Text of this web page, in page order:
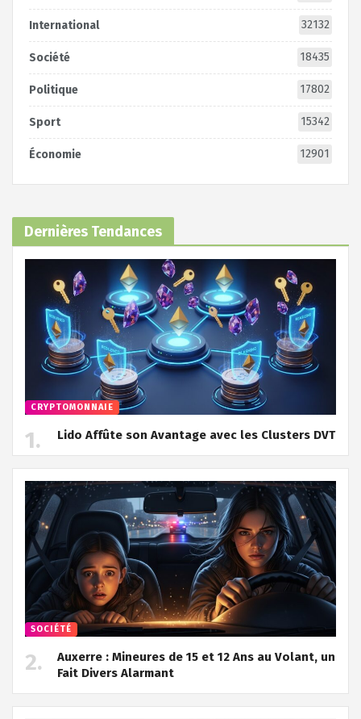
International 32132
Société 18435
Politique 17802
Sport 15342
Économie 12901
Dernières Tendances
CRYPTOMONNAIE
Lido Affûte son Avantage avec les Clusters DVT
SOCIÉTÉ
Auxerre : Mineures de 15 et 12 Ans au Volant, un
Fait Divers Alarmant